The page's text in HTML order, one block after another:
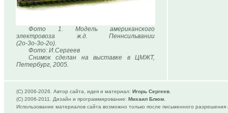
Фото 1. Модель американского
электровоза ж.д. Пеннсильвании
(2о-3о-3о-2о).
Фото: И.Сергеев
Снимок сделан на выставке в ЦМЖТ,
Петербург, 2005.
(C) 2006-2026. Автор сайта, идея и материал: Игорь Сергеев
(C) 2006-2011. Дизайн и программирование: Михаил Блюм
Использование материалов сайта возможно только после письменного разрешения